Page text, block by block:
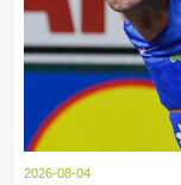
2026-08-04